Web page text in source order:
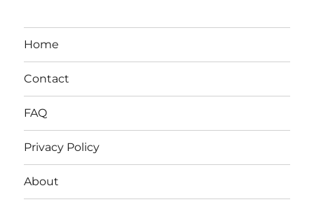
Home
Contact
FAQ
Privacy Policy
About